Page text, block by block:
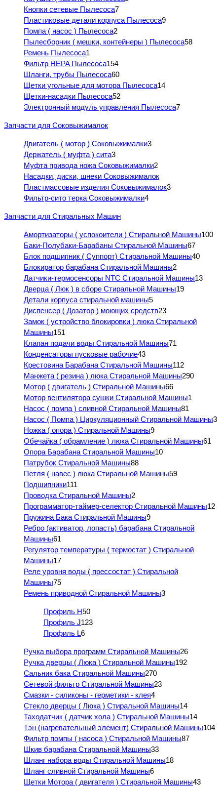
Кнопки сетевые Пылесоса7
Пластиковые детали корпуса Пылесоса9
Помпа ( насос ) Пылесоса2
Пылесборник ( мешки, контейнеры ) Пылесоса58
Ремень Пылесоса1
Фильтр HEPA Пылесоса154
Шланги, трубы Пылесоса60
Щетки угольные для мотора Пылесоса14
Щетки-насадки Пылесоса52
Электронный модуль управления Пылесоса7
Запчасти для Соковыжималок
Двигатель ( мотор ) Соковыжималки3
Держатель ( муфта ) сита3
Муфта привода ножа Соковыжималки2
Насадки, диски, шнеки Соковыжималок
Пластмассовые изделия Соковыжималок3
Фильтр-сито терка Соковыжималки4
Запчасти для Стиральных Машин
Амортизаторы ( успокоители ) Стиральной Машины100
Баки-Полубаки-Барабаны Стиральной Машины67
Блок подшипник ( Суппорт) Стиральной Машины40
Блокиратор барабана Стиральной Машины2
Датчики-термосенсоры NTC Стиральной Машины13
Дверца ( Люк ) в сборе Стиральной Машины19
Детали корпуса стиральной машины5
Диспенсер ( Дозатор ) моющих средств23
Замок ( устройство блокировки ) люка Стиральной
Машины151
Клапан подачи воды Стиральной Машины71
Конденсаторы пусковые рабочие43
Крестовина Барабана Стиральной Машины112
Манжета ( резина ) люка Стиральной Машины290
Мотор ( двигатель ) Стиральной Машины66
Мотор вентилятора сушки Стиральной Машины1
Насос ( помпа ) сливной Стиральной Машины81
Насос ( Помпа ) Циркуляционный Стиральной Машины3
Ножка ( опора ) Стиральной Машины9
Обечайка ( обрамление ) люка Стиральной Машины61
Опора Барабана Стиральной Машины10
Патрубок Стиральной Машины88
Петля ( навес ) люка Стиральной Машины59
Подшипники111
Проводка Стиральной Машины2
Программатор-таймер-селектор Стиральной Машины12
Пружина Бака Стиральной Машины9
Ребро (активатор, лопасть) барабана Стиральной
Машины61
Регулятор температуры ( термостат ) Стиральной
Машины17
Реле уровня воды ( прессостат ) Стиральной
Машины75
Ремень приводной Стиральной Машины3
Профиль H50
Профиль J123
Профиль L6
Ручка выбора программ Стиральной Машины26
Ручка дверцы ( Люка ) Стиральной Машины192
Сальник бака Стиральной Машины270
Сетевой фильтр Стиральной Машины23
Смазки - силиконы - герметики - клея4
Стекло дверцы ( Люка ) Стиральной Машины14
Таходатчик ( датчик хола ) Стиральной Машины14
Тэн (нагревательный элемент) Стиральной Машины104
Фильтр помпы ( насоса ) Стиральной Машины87
Шкив барабана Стиральной Машины33
Шланг набора воды Стиральной Машины18
Шланг сливной Стиральной Машины6
Щетки Мотора ( двигателя ) Стиральной Машины43